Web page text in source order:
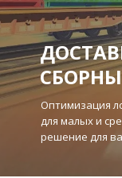
Оптимизация
для малых и
решение для